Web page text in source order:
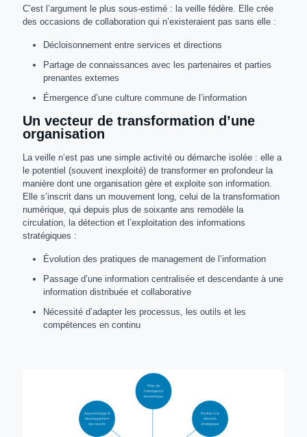
C’est l’argument le plus sous-estimé : la veille fédère. Elle crée
des occasions de collaboration qui n’existeraient pas sans elle :
Décloisonnement entre services et directions
Partage de connaissances avec les partenaires et parties
prenantes externes
Émergence d’une culture commune de l’information
Un vecteur de transformation d’une
organisation
La veille n’est pas une simple activité ou démarche isolée : elle a
le potentiel (souvent inexploité) de transformer en profondeur la
manière dont une organisation gère et exploite son information.
Elle s’inscrit dans un mouvement long, celui de la transformation
numérique, qui depuis plus de soixante ans remodèle la
circulation, la détection et l’exploitation des informations
stratégiques :
Évolution des pratiques de management de l’information
Passage d’une information centralisée et descendante à une
information distribuée et collaborative
Nécessité d’adapter les processus, les outils et les
compétences en continu